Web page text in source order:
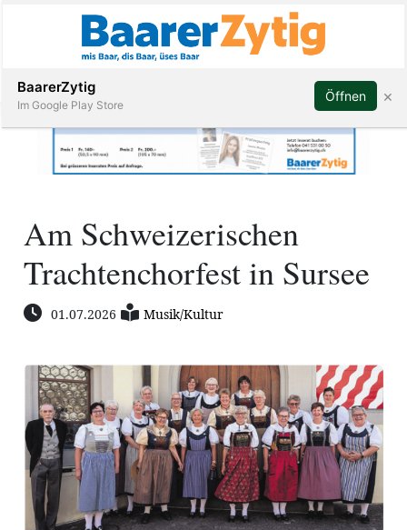
Veranstaltungen
Stellen
Amtliche
Abonnieren
Am Schweizerischen
Trachtenchorfest in Sursee
01.07.2026 Musik/Kultur
BaarerZytig
Im Google Play Store
Öffnen ×